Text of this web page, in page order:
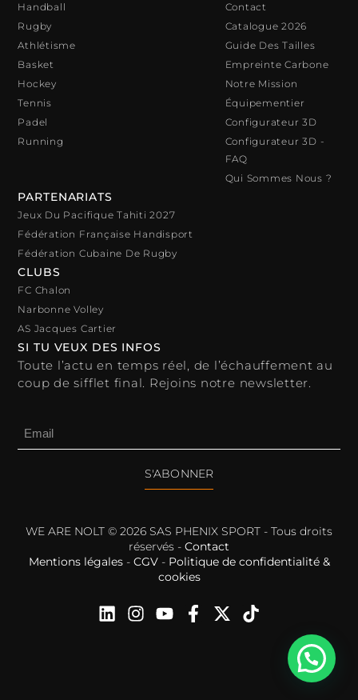
Handball
Rugby
Athlétisme
Basket
Hockey
Tennis
Padel
Running
Contact
Catalogue 2026
Guide Des Tailles
Empreinte Carbone
Notre Mission
Équipementier
Configurateur 3D
Configurateur 3D -
FAQ
Qui Sommes Nous ?
PARTENARIATS
Jeux Du Pacifique Tahiti 2027
Fédération Française Handisport
Fédération Cubaine De Rugby
CLUBS
FC Chalon
Narbonne Volley
AS Jacques Cartier
SI TU VEUX DES INFOS
Toute l’actu en temps réel, de l’échauffement au
coup de sifflet final. Rejoins notre newsletter.
S'ABONNER
WE ARE NOLT © 2026 SAS PHENIX SPORT - Tous droits
réservés - Contact
Mentions légales- CGV- Politique de confidentialité &
cookies